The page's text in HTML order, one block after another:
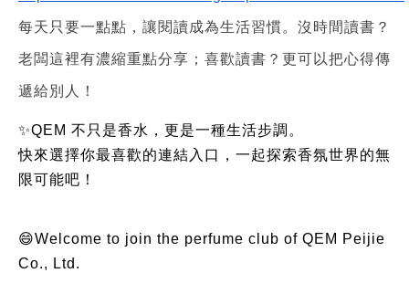
每天只要一點點，讓閱讀成為生活習慣。沒時間讀書？
老闆這裡有濃縮重點分享；喜歡讀書？更可以把心得傳
遞給別人！
✨QEM 不只是香水，更是一種生活步調。
快來選擇你最喜歡的連結入口，一起探索香氛世界的無
限可能吧！
😄Welcome to join the perfume club of QEM Peijie
Co., Ltd.